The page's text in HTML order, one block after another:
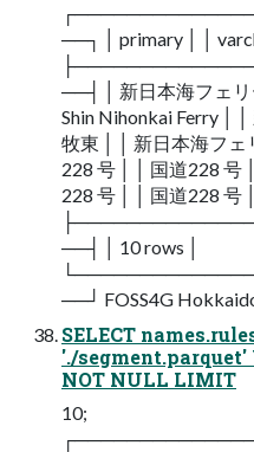
──┐ │ primary │ │
──┤ │ 新日本海フェ
Shin Nihonkai Ferry │
牧東 │ │ 新日本海フ
228 号 │ │ 国道228 号
228 号 │ │ 国道228 号
──┤ │ 10 rows │
──┘ FOSS4G
SELECT
'./segment.parquet'
NOT NULL LIMIT
10;